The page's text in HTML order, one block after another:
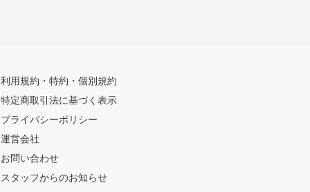
利用規約・特約・個別規約
特定商取引法に基づく表示
プライバシーポリシー
運営会社
お問い合わせ
スタッフからのお知らせ